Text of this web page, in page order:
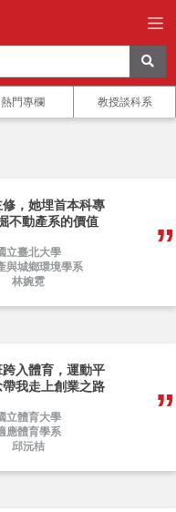
熱門專欄 教授談科系
，她埋首本科專
不動產系的價值
立臺北大學
與城鄉環境學系
林婉霓
入體育，運動平
我走上創業之路
立體育大學
應體育學系
邱沅桔